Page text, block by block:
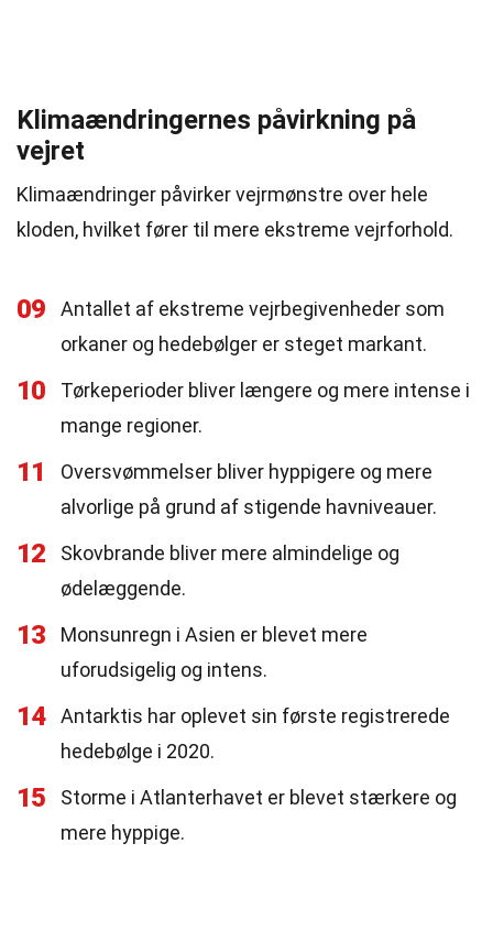
Klimaændringernes påvirkning på
vejret
Klimaændringer påvirker vejrmønstre over hele
kloden, hvilket fører til mere ekstreme vejrforhold.
09
Antallet af ekstreme vejrbegivenheder som
orkaner og hedebølger er steget markant.
10
Tørkeperioder bliver længere og mere intense i
mange regioner.
11
Oversvømmelser bliver hyppigere og mere
alvorlige på grund af stigende havniveauer.
12
Skovbrande bliver mere almindelige og
ødelæggende.
13
Monsunregn i Asien er blevet mere
uforudsigelig og intens.
14
Antarktis har oplevet sin første registrerede
hedebølge i 2020.
15
Storme i Atlanterhavet er blevet stærkere og
mere hyppige.